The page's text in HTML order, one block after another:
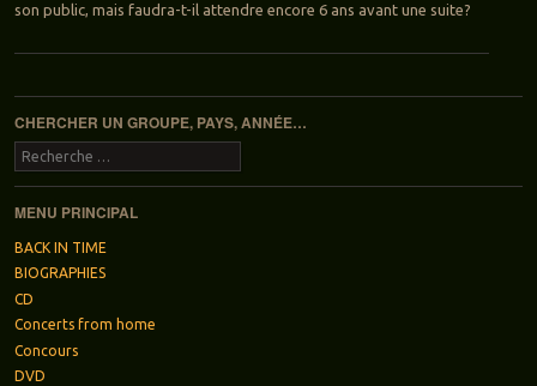
son public, mais faudra-t-il attendre encore 6 ans avant une suite?
Navigation des articles
CHERCHER UN GROUPE, PAYS, ANNÉE…
Recherche
MENU PRINCIPAL
BACK IN TIME
BIOGRAPHIES
CD
Concerts from home
Concours
DVD